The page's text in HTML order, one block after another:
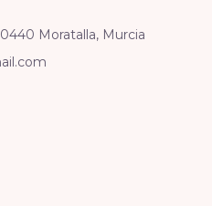
Moratalla, Murcia